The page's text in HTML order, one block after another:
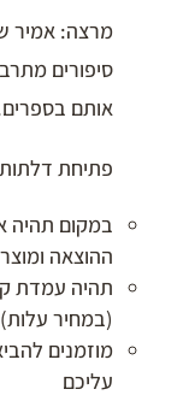
מרצה: אמיר
סיפורים
אותם
פתיחת דלתות
במקום תהיה
ההוצאה
תהיה עמדת
(במחיר עלות)
מוזמנים
עליכם